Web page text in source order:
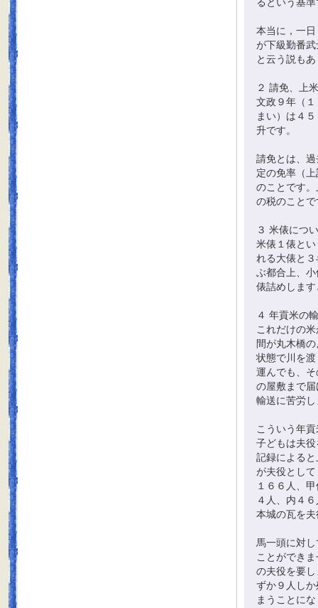
るという基
本当に，一
が下級勤番
と云う説も
２ 請免、上
文政９年（
まい）は４
升です。
請免とは、
定の免率（
のことです
の税のことで
３ 米俵につ
米俵１俵と
れる大俵と
ぶ都合上、
俵詰めしま
４ 年貢米の
これだけの
間が丸木橋
状態で川を
運んでも、
の屋敷まで
輸送に苦労
こういう年
子どもは夫
記録による
が夫役とし
１６６人、
４人、内４
本城の瓦を
馬一頭に対
ことができ
の夫役を要
ずか９人し
まうことに